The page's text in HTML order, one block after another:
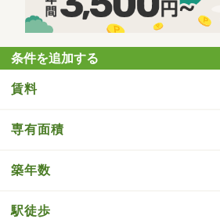
条件を追加する
賃料
専有面積
築年数
駅徒歩